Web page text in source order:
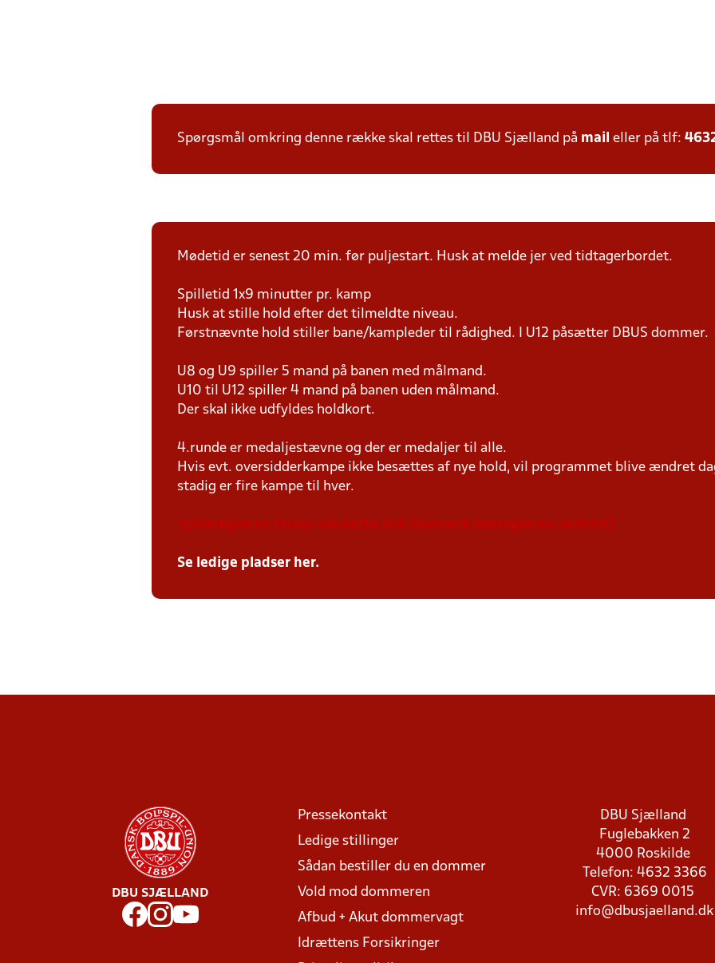
Spørgsmål omkring denne række skal rettes til DBU Sjælland på mail eller på tlf:
Mødetid er senest 20 min. før puljestart. Husk at melde jer ved tidtagerbordet.
Spilletid 1x9 minutter pr. kamp
Husk at stille hold efter det tilmeldte niveau.
Førstnævnte hold stiller bane/kampleder til rådighed. I U12 påsætter DBUS dommer.
U8 og U9 spiller 5 mand på banen med målmand.
U10 til U12 spiller 4 mand på banen uden målmand.
Der skal ikke udfyldes holdkort.
4.runde er medaljestævne og der er medaljer til alle.
Hvis evt. oversidderkampe ikke besættes af nye hold, vil programmet blive ændret
stadig er fire kampe til hver.
Spillereglerne findes via dette link (bemærk særreglerne nederst)
Se ledige pladser her.
DBU SJÆLLAND
Pressekontakt
Ledige stillinger
Sådan bestiller du en dommer
Vold mod dommeren
Afbud + Akut dommervagt
Idrættens Forsikringer
DBU Sjælland
Fuglebakken 2
4000 Roskilde
Telefon: 4632 3366
CVR: 6369 0015
info@dbusjaelland.dk